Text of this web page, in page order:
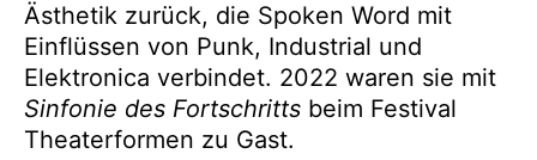
Ästhetik zurück, die Spoken Word mit
Einflüssen von Punk, Industrial und
Elektronica verbindet. 2022 waren sie mit
Sinfonie des Fortschritts beim Festival
Theaterformen zu Gast.